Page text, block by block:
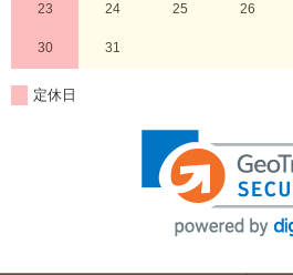
23 24 25 26
30 31
定休日